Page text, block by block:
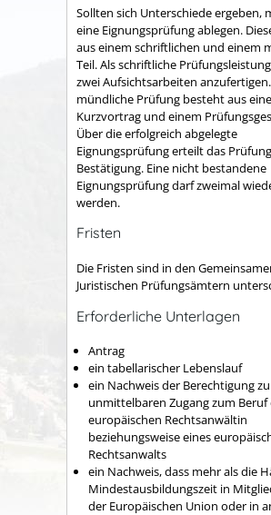
Sollten sich Unterschiede ergeben,
eine Eignungsprüfung ablegen.
aus einem schriftlichen und einem
Teil. Als schriftliche
zwei Aufsichtsarbeiten
mündliche Prüfung besteht aus
Kurzvortrag und einem
Über die erfolgreich abgelegte
Eignungsprüfung erteilt das
Bestätigung. Eine nicht bestandene
Eignungsprüfung darf zweimal
werden.
Fristen
Die Fristen sind in den
Juristischen Prüfungsämtern
Erforderliche Unterlagen
Antrag
ein tabellarischer Lebenslauf
ein Nachweis der Berechtigung
unmittelbaren Zugang zum Beruf
europäischen Rechtsanwältin
beziehungsweise eines
Rechtsanwalts
ein Nachweis, dass mehr als die
Mindestausbildungszeit in
der Europäischen Union oder in